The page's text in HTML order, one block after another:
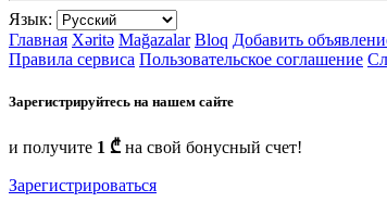
Язык:
Главная Xəritə Mağazalar Bloq Добавить
Правила сервиса Пользовательское соглашение
Зарегистрируйтесь на нашем сайте
и получите 1 ₾ на свой бонусный счет!
Зарегистрироваться